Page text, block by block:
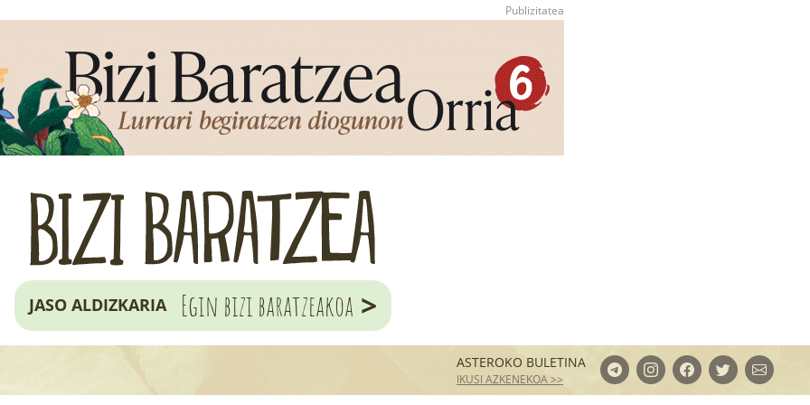
JASO ALDIZKARIA Egin bizi baratzeakoa >
ASTEROKO BULETINA
IKUSI AZKENEKOA >>